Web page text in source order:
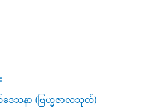
သနာ (ဗြဟ္မဇာလသုတ်)